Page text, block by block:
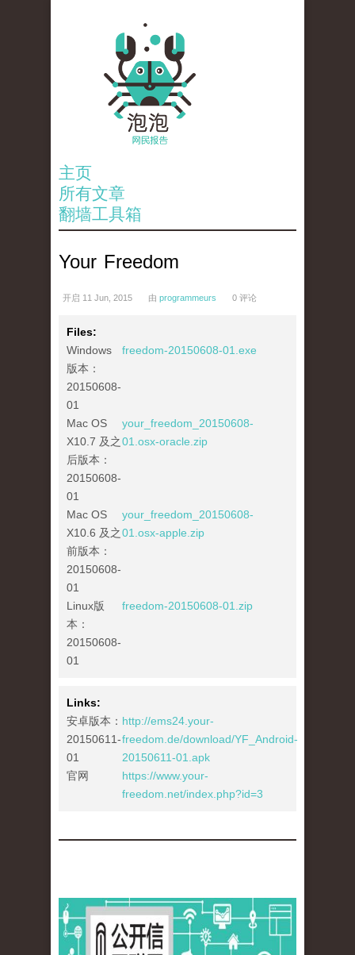
主页
所有文章
翻墙工具箱
Your Freedom
开启 11 Jun, 2015 由 programmeurs 0 评论
Files:
Windows
版本：
20150608-
01
freedom-20150608-01.exe
Mac OS
X10.7 及之
后版本：
20150608-
01
your_freedom_20150608-
01.osx-oracle.zip
Mac OS
X10.6 及之
前版本：
20150608-
01
your_freedom_20150608-
01.osx-apple.zip
Linux版
本：
20150608-
01
freedom-20150608-01.zip
Links:
安卓版本：
20150611-
01
http://ems24.your-
freedom.de/download/YF_Android-
20150611-01.apk
官网
https://www.your-
freedom.net/index.php?id=3